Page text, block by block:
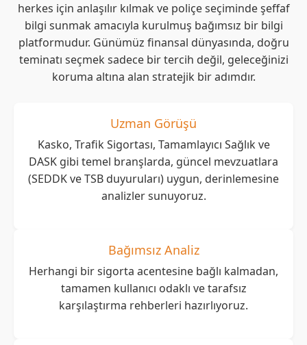
herkes için anlaşılır kılmak ve poliçe seçiminde şeffaf
bilgi sunmak amacıyla kurulmuş bağımsız bir bilgi
platformudur. Günümüz finansal dünyasında, doğru
teminatı seçmek sadece bir tercih değil, geleceğinizi
koruma altına alan stratejik bir adımdır.
Uzman Görüşü
Kasko, Trafik Sigortası, Tamamlayıcı Sağlık ve
DASK gibi temel branşlarda, güncel mevzuatlara
(SEDDK ve TSB duyuruları) uygun, derinlemesine
analizler sunuyoruz.
Bağımsız Analiz
Herhangi bir sigorta acentesine bağlı kalmadan,
tamamen kullanıcı odaklı ve tarafsız
karşılaştırma rehberleri hazırlıyoruz.